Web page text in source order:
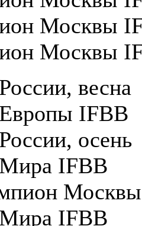
Москвы
Москвы
весна
IFBB
осень
IFBB
IFBB